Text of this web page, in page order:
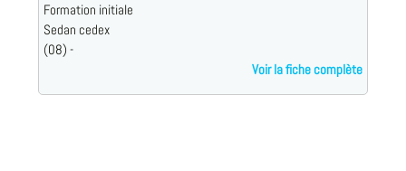
Formation initiale
Sedan cedex
(08) -
Voir la fiche complète